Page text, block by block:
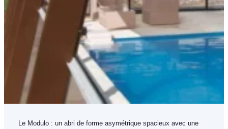
Le Modulo : un abri de forme asymétrique spacieux avec une